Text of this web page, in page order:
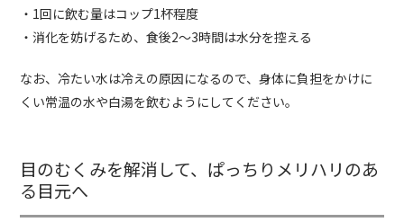
・1回に飲む量はコップ1杯程度
・消化を妨げるため、食後2～3時間は水分を控える
なお、冷たい水は冷えの原因になるので、身体に負担をかけに
くい常温の水や白湯を飲むようにしてください。
目のむくみを解消して、ぱっちりメリハリのあ
る目元へ